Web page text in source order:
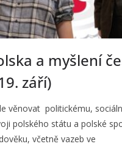
a myšlení
září)
věnovat politickému,
polského státu a polské
včetně vazeb ve